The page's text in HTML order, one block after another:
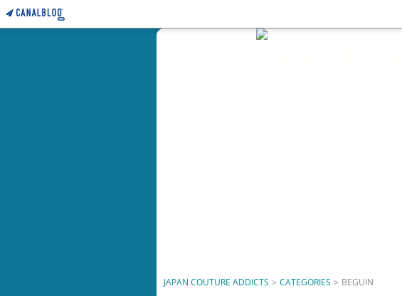
JAPAN COUTURE ADDICTS > CATEGORIES > BEGUIN